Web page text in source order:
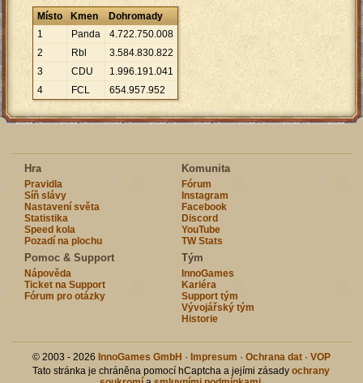
Místo Kmen
Dohromady
1
Panda 4.722.750.008
2
Rbl 3.584.830.822
3
CDU 1.996.191.041
4
FCL 654.957.952
Hra
Pravidla
Síň slávy
Nastavení světa
Statistika
Speed kola
Pozadí na plochu
Komunita
Fórum
Instagram
Facebook
Discord
YouTube
TW Stats
Pomoc & Support
Nápověda
Ticket na Support
Fórum pro otázky
Tým
InnoGames
Kariéra
Support tým
Vývojářský tým
Historie
© 2003 - 2026 InnoGames GmbH · Impresum · Ochrana dat · VOP
Tato stránka je chráněna pomocí hCaptcha a jejími zásadyochrany